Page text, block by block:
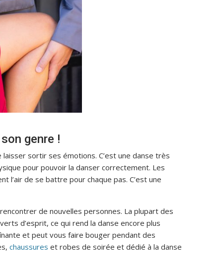
genre !
sortir ses émotions. C’est une danse très
pour pouvoir la danser correctement. Les
de se battre pour chaque pas. C’est une
de nouvelles personnes. La plupart des
d’esprit, ce qui rend la danse encore plus
et peut vous faire bouger pendant des
chaussures et robes de soirée et dédié à la danse